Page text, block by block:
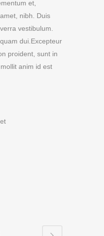
et,
nibh. Duis
vestibulum.
dui.Excepteur
proident, sunt in
anim id est